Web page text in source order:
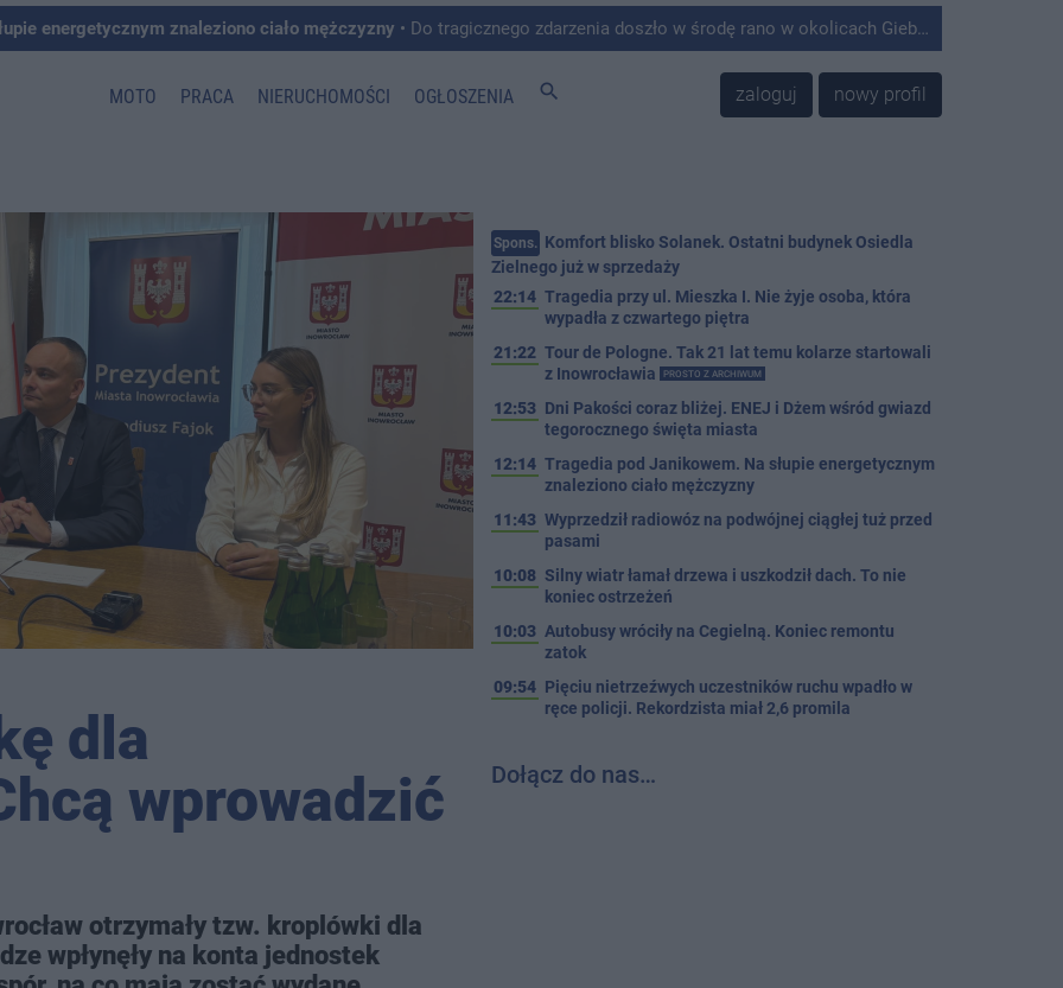
energetycznym znaleziono ciało mężczyzny • Do tragicznego zdarzenia doszło w środę rano w okolicach Giebni koło Janikowa. Wówczas na słupie energetycznym odnaleziono ciało mężczyzny.
MOTO PRACA NIERUCHOMOŚCI OGŁOSZENIA search zaloguj nowy profil
dla
wprowadzić
otrzymały tzw. kroplówki dla
wpłynęły na konta jednostek
Spons. Komfort blisko Solanek. Ostatni budynek Osiedla
Zielnego już w sprzedaży
22:14 Tragedia przy ul. Mieszka I. Nie żyje osoba, która
wypadła z czwartego piętra
21:22 Tour de Pologne. Tak 21 lat temu kolarze startowali
z Inowrocławia
PROSTO Z ARCHIWUM
12:53 Dni Pakości coraz bliżej. ENEJ i Dżem wśród gwiazd
tegorocznego święta miasta
12:14 Tragedia pod Janikowem. Na słupie energetycznym
znaleziono ciało mężczyzny
11:43 Wyprzedził radiowóz na podwójnej ciągłej tuż przed
pasami
10:08 Silny wiatr łamał drzewa i uszkodził dach. To nie
koniec ostrzeżeń
10:03 Autobusy wróciły na Cegielną. Koniec remontu
zatok
09:54 Pięciu nietrzeźwych uczestników ruchu wpadło w
ręce policji. Rekordzista miał 2,6 promila
Dołącz do nas…